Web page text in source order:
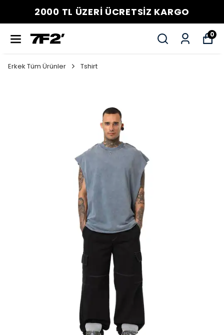
2000 TL ÜZERİ ÜCRETSİZ KARGO
0
Erkek Tüm Ürünler Tshirt